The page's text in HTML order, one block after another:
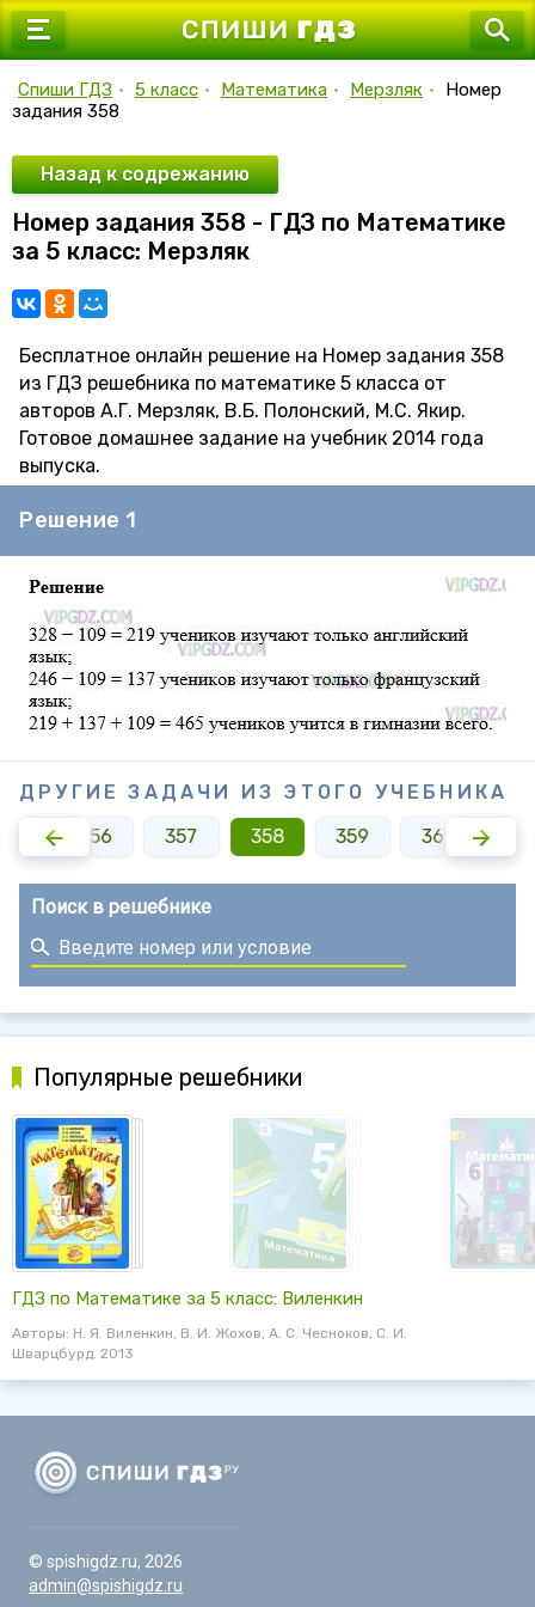
7 класс
9 класс
10 класс
11 класс
Спиши ГДЗ • 5 класс • Математика • Мерзляк •
Номер
задания 358
Назад к содрежанию
Номер задания 358 - ГДЗ по Математике
за 5 класс: Мерзляк
Бесплатное онлайн решение на Номер задания 358
из ГДЗ решебника по математике 5 класса от
авторов А.Г. Мерзляк, В.Б. Полонский, М.С. Якир.
Готовое домашнее задание на учебник 2014 года
выпуска.
Решение 1
ДРУГИЕ ЗАДАЧИ ИЗ ЭТОГО УЧЕБНИКА
356 357 358 359 360
Поиск в решебнике
Популярные решебники
ГДЗ по Математике за 5 класс: Виленкин
Авторы: Н. Я. Виленкин, В. И. Жохов, А. С. Чесноков, С. И.
Шварцбурд. 2013
© spishigdz.ru, 2026
admin@spishigdz.ru